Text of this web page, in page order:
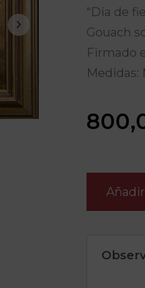
“Dia de
Gouach
Firmado
Medidas: